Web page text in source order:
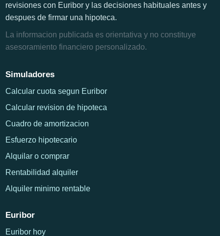
revisiones con Euribor y las decisiones habituales antes y
despues de firmar una hipoteca.
La informacion publicada es orientativa y no constituye
asesoramiento financiero personalizado.
Simuladores
Calcular cuota segun Euribor
Calcular revision de hipoteca
Cuadro de amortizacion
Esfuerzo hipotecario
Alquilar o comprar
Rentabilidad alquiler
Alquiler minimo rentable
Euribor
Euribor hoy